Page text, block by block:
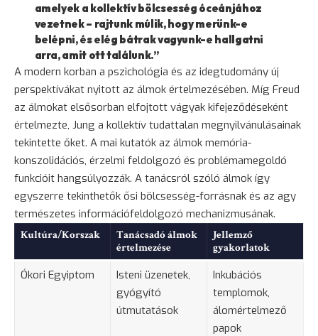
amelyek a kollektív bölcsesség óceánjához
vezetnek – rajtunk múlik, hogy merünk-e
belépni, és elég bátrak vagyunk-e hallgatni
arra, amit ott találunk.”
A modern korban a pszichológia és az idegtudomány új
perspektívákat nyitott az álmok értelmezésében. Míg Freud
az álmokat elsősorban elfojtott vágyak kifejeződéseként
értelmezte, Jung a kollektív tudattalan megnyilvánulásainak
tekintette őket. A mai kutatók az álmok memória-
konszolidációs, érzelmi feldolgozó és problémamegoldó
funkcióit hangsúlyozzák. A tanácsról szóló álmok így
egyszerre tekinthetők ősi bölcsesség-forrásnak és az agy
természetes információfeldolgozó mechanizmusának.
Kultúra/Korszak
Tanácsadó álmok
értelmezése
Jellemző
gyakorlatok
Ókori Egyiptom
Isteni üzenetek,
gyógyító
útmutatások
Inkubációs
templomok,
álomértelmező
papok